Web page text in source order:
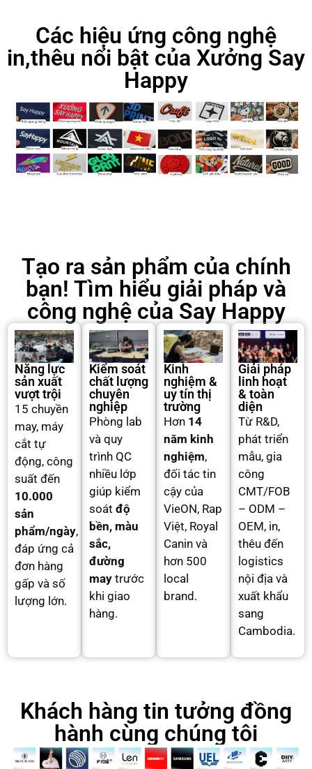
Các hiệu ứng công nghệ
in,thêu nổi bật của Xưởng Say
Happy
Tạo ra sản phẩm của chính
bạn! Tìm hiểu giải pháp và
công nghệ của Say Happy
Năng lực
sản xuất
vượt trội
15 chuyền
may, máy
cắt tự
động, công
suất đến
10.000
sản
phẩm/ngày,
đáp ứng cả
đơn hàng
gấp và số
lượng lớn.
Kiểm soát
chất lượng
chuyên
nghiệp
Phòng lab
và quy
trình QC
nhiều lớp
giúp kiểm
soát độ
bền, màu
sắc,
đường
may trước
khi giao
hàng.
Kinh
nghiệm &
uy tín thị
trường
Hơn 14
năm kinh
nghiệm,
đối tác tin
cậy của
VieON, Rap
Việt, Royal
Canin và
hơn 500
local
brand.
Giải pháp
linh hoạt
& toàn
diện
Từ R&D,
phát triển
mẫu, gia
công
CMT/FOB
– ODM –
OEM, in,
thêu đến
logistics
nội địa và
xuất khẩu
sang
Cambodia.
Khách hàng tin tưởng đồng
hành cùng chúng tôi